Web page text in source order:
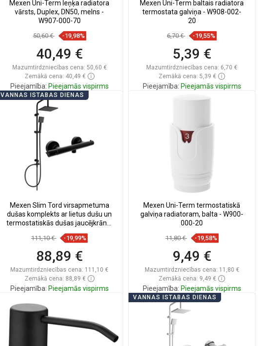
Mexen Uni-Term leņķa radiatora
vārsts, Duplex, DN50, melns -
W907-000-70
50,60 € -19,98%
40,49 €
Mazumtirdzniecības cena: 50,60 €
Zemākā cena: 40,49 €
Pieejamība: Pieejamās vispirms
Ielikt grozā
Salīdzināt
Mexen Uni-Term baltais radiatora
termostata galviņa - W908-002-
20
6,70 € -19,55%
5,39 €
Mazumtirdzniecības cena: 6,70 €
Zemākā cena: 5,39 €
Pieejamība: Pieejamās vispirms
Iecienītākie
Salīdzināt
VANNAS ISTABAS DIENAS
Mexen Slim Tord virsapmetuma
dušas komplekts ar lietus dušu un
termostatiskās dušas jaucējkrānu,
melns - 77105200-70
111,10 € -19,99%
88,89 €
Mazumtirdzniecības cena: 111,10 €
Zemākā cena: 88,89 €
Pieejamība: Pieejamās vispirms
Ielikt grozā
favorite_border Iecienītākie
Salīdzināt
Mexen Uni-Term termostatiskā
galviņa radiatoram, balta - W900-
000-20
11,80 € -19,58%
9,49 €
Mazumtirdzniecības cena: 11,80 €
Zemākā cena: 9,49 €
Pieejamība: Pieejamās vispirms
Ielikt grozā
Salīdzināt
VANNAS ISTABAS DIENAS